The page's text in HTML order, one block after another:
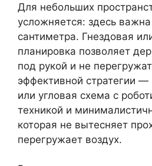
Для небольших
усложняется: здесь
сантиметра. Гнездовая
планировка позволяет
под рукой и не
эффективной стратегии —
или угловая схема с
техникой и
которая не вытесняет
перегружает воздух.